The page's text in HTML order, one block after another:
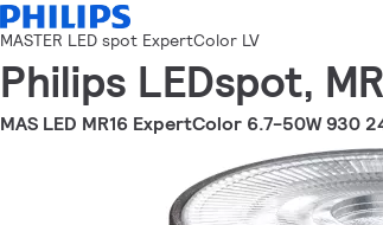
MASTER LED spot ExpertColor LV
Philips LEDspot,
MAS LED MR16 ExpertColor 6.7-50W 930